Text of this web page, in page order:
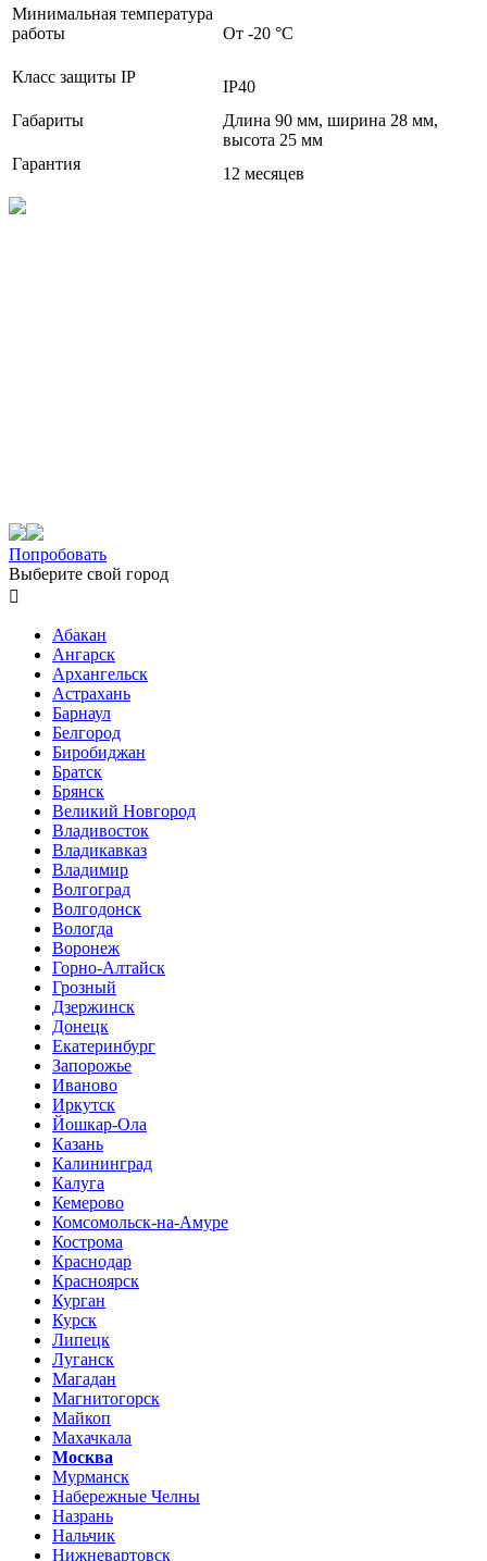
Минимальная температура
работы
От -20 °С
Класс защиты IP
IP40
Габариты
Длина 90 мм, ширина 28 мм,
высота 25 мм
Гарантия
12 месяцев
Попробовать
Выберите свой город

Абакан
Ангарск
Архангельск
Астрахань
Барнаул
Белгород
Биробиджан
Братск
Брянск
Великий Новгород
Владивосток
Владикавказ
Владимир
Волгоград
Волгодонск
Вологда
Воронеж
Горно-Алтайск
Грозный
Дзержинск
Донецк
Екатеринбург
Запорожье
Иваново
Иркутск
Йошкар-Ола
Казань
Калининград
Калуга
Кемерово
Комсомольск-на-Амуре
Кострома
Краснодар
Красноярск
Курган
Курск
Липецк
Луганск
Магадан
Магнитогорск
Майкоп
Махачкала
Москва
Мурманск
Набережные Челны
Назрань
Нальчик
Нижневартовск